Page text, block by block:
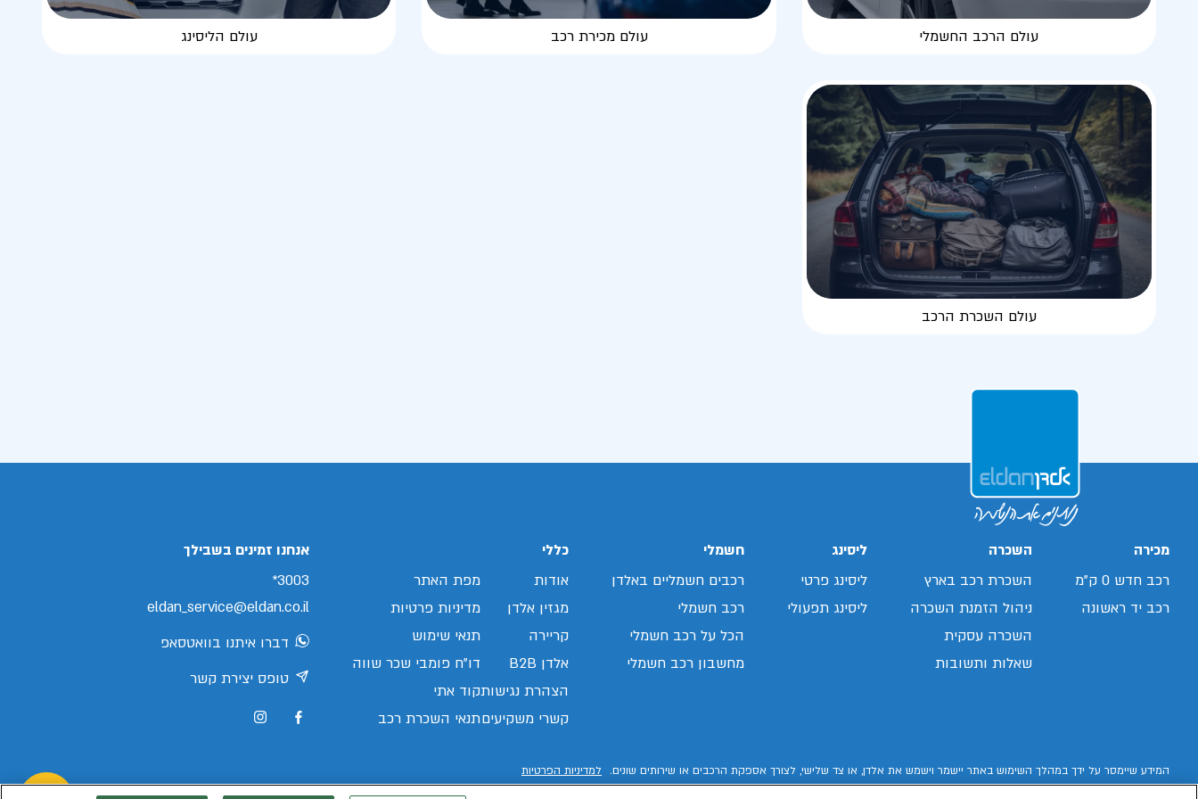
עולם הרכב החשמלי עולם מכירת רכב עולם הליסינג
עולם השכרת הרכב
מכירה
רכב חדש 0 ק"מ
רכב יד ראשונה
השכרה
השכרת רכב בארץ
ניהול הזמנת השכרה
השכרה עסקית
שאלות ותשובות
ליסינג
ליסינג פרטי
ליסינג תפעולי
חשמלי
רכבים חשמליים באלדן
רכב חשמלי
הכל על רכב חשמלי
מחשבון רכב חשמלי
כללי
אודות
מגזין אלדן
קריירה
אלדן B2B
הצהרת נגישות
קשרי משקיעים
מפת האתר
מדיניות פרטיות
תנאי שימוש
דו"ח פומבי שכר שווה
קוד אתי
תנאי השכרת רכב
אנחנו זמינים בשבילך
3003*
eldan_service@eldan.co.il
דברו איתנו בוואטסאפ
טופס יצירת קשר
המידע שיימסר על ידך במהלך השימוש באתר יישמר וישמש את אלדן, או צד שלישי, לצורך אספקת הרכבים או שירותים שונים. למדיניות הפרטיות